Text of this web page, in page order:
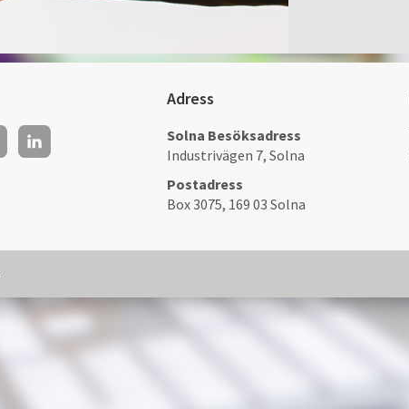
Adress
Solna Besöksadress
Industrivägen 7, Solna
Postadress
Box 3075, 169 03 Solna